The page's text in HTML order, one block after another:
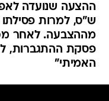
מההצבעה. לאחר
פסקת ההתגברות,
האמיתי"